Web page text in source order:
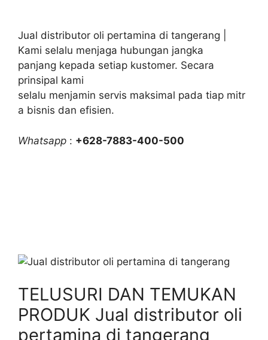
Jual distributor oli pertamina di tangerang |
Kami selalu menjaga hubungan jangka
panjang kepada setiap kustomer. Secara
prinsipal kami
selalu menjamin servis maksimal pada tiap mitr
a bisnis dan efisien.
Whatsapp : +628-7883-400-500
TELUSURI DAN TEMUKAN
PRODUK Jual distributor oli
pertamina di tangerang